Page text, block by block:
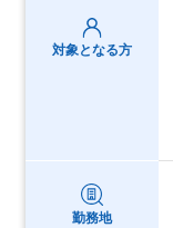
対象となる方
勤務地